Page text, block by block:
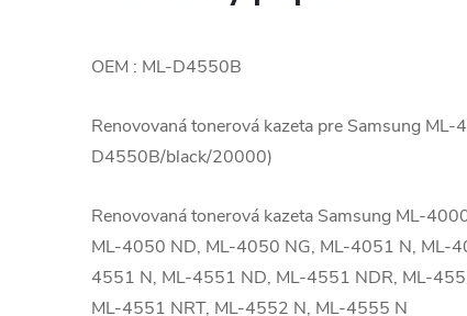
OEM : ML-D4550B
Renovovaná tonerová kazeta pre Samsung
D4550B/black/20000)
Renovovaná tonerová kazeta Samsung ML-
ML-4050 ND, ML-4050 NG, ML-4051 N, ML-
4551 N, ML-4551 ND, ML-4551 NDR, ML-
ML-4551 NRT, ML-4552 N, ML-4555 N